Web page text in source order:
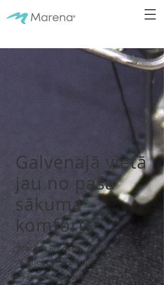
Galvenajā vietā
jau no paša
sākuma –
komforts
“Marena Recovery” sērija ir radīta,
vēloties palīdzēt olimpiešiem ātrāk
un labāk atgūt spēkus. Uzņēmuma